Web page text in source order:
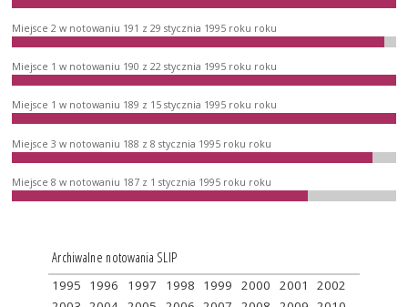
Miejsce 2 w notowaniu 191 z 29 stycznia 1995 roku roku
Miejsce 1 w notowaniu 190 z 22 stycznia 1995 roku roku
Miejsce 1 w notowaniu 189 z 15 stycznia 1995 roku roku
Miejsce 3 w notowaniu 188 z 8 stycznia 1995 roku roku
Miejsce 8 w notowaniu 187 z 1 stycznia 1995 roku roku
Archiwalne notowania SLIP
1995 1996 1997 1998 1999 2000 2001
2002